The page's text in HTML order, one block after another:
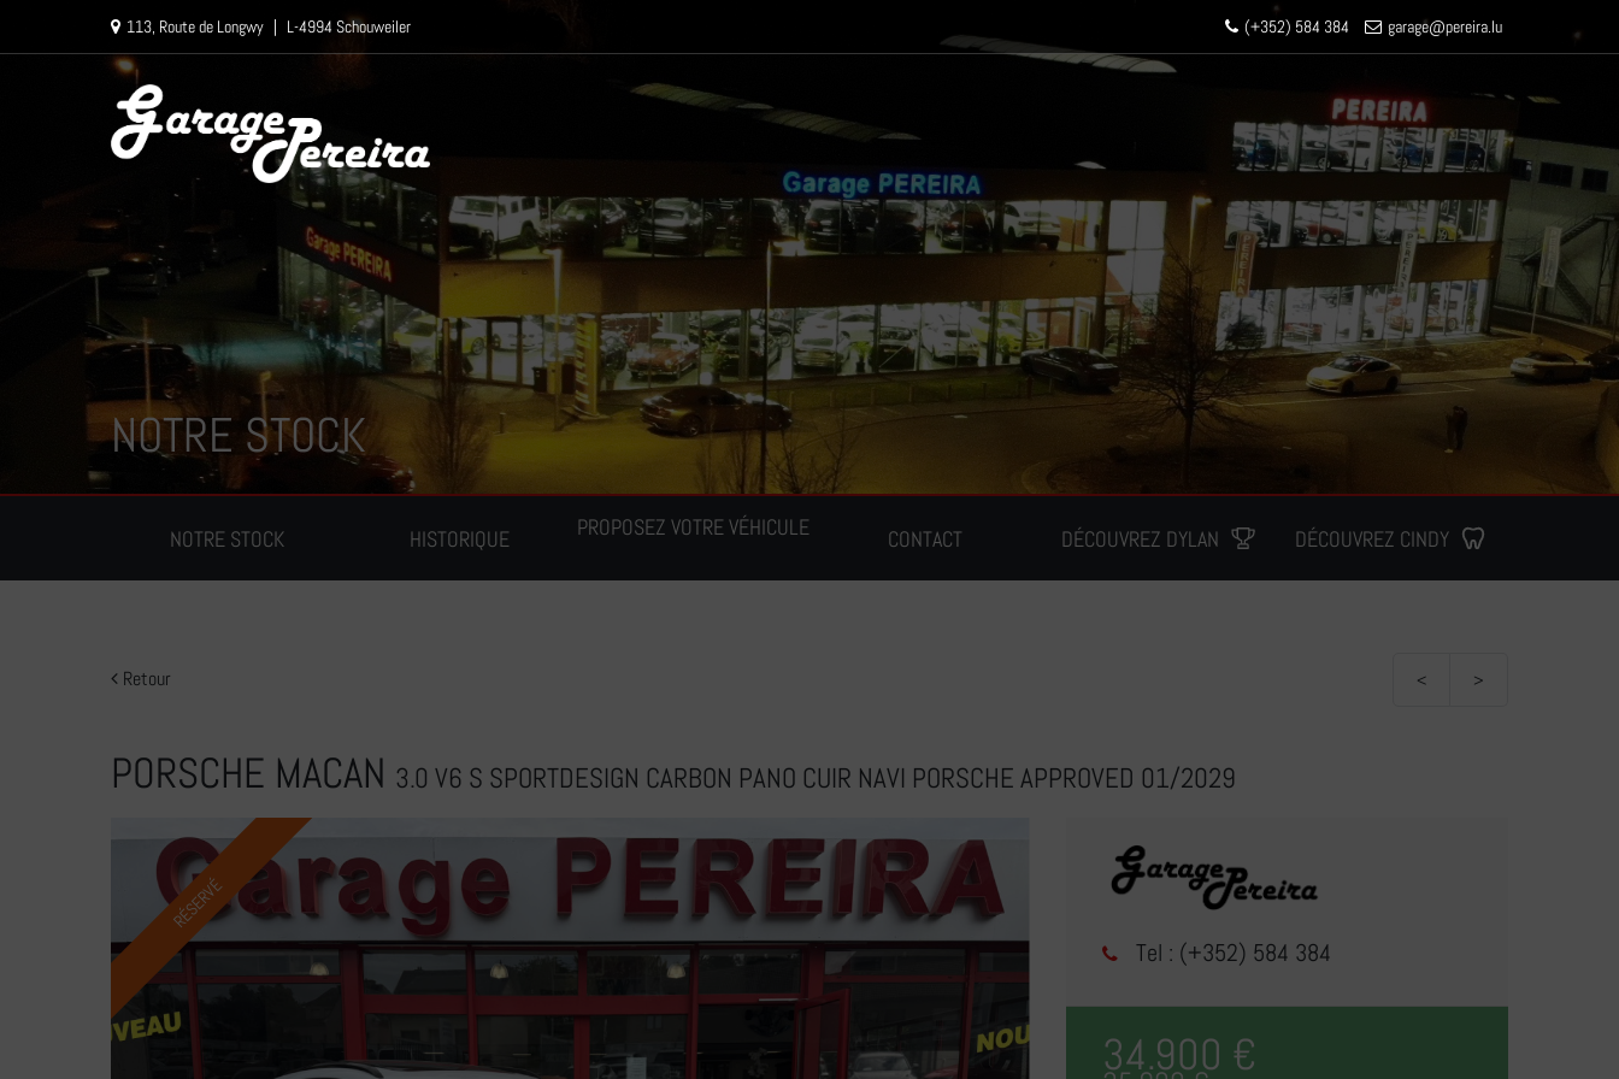
113, Route de Longwy | L-4994 Schouweiler (+352) 584 384 garage@pereira.lu
NOTRE STOCK HISTORIQUE PROPOSEZ VOTRE VÉHICULE CONTACT DÉCOUVREZ DYLAN DÉCOUVREZ CINDY
NOTRE STOCK
Retour < >
PORSCHE MACAN 3.0 V6 S SPORTDESIGN CARBON PANO CUIR NAVI PORSCHE APPROVED 01/2029
RÉSERVÉ
Tel : (+352) 584 384
34.900 €